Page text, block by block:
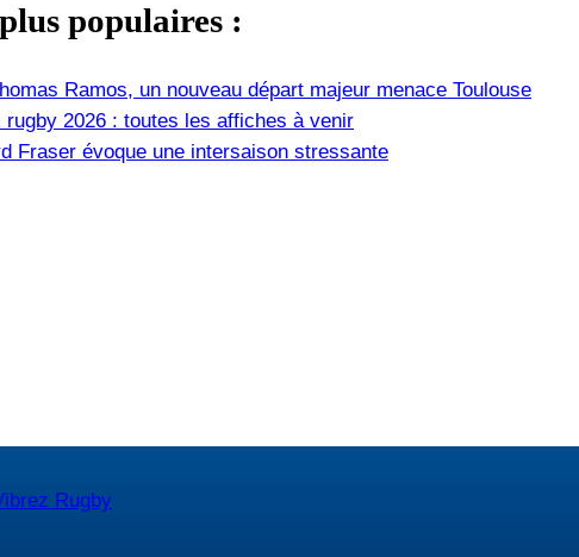
populaires :
Ramos, un nouveau départ majeur menace Toulouse
rugby 2026 : toutes les affiches à venir
Fraser évoque une intersaison stressante
Rugby